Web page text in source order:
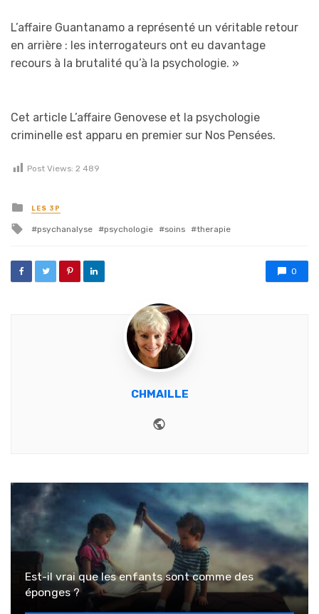
L’affaire Guantanamo a représenté un véritable retour
en arrière : les interrogateurs ont eu davantage
recours à la brutalité qu’à la psychologie. »
Cet article L’affaire Genovese et la psychologie
criminelle est apparu en premier sur Nos Pensées.
Post Views: 2 489
Posted in
LES 3P
Tagged with
psychanalyse psychologie soins therapie
0
CHMAILLE
Est-il vrai que les enfants sont comme des
éponges ?